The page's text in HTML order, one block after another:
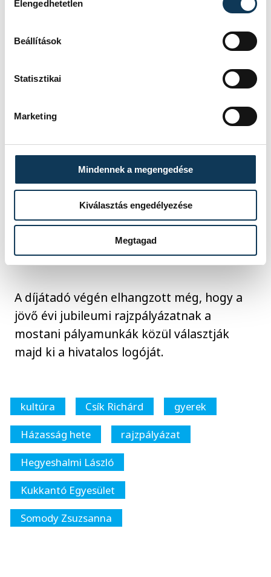
Elengedhetetlen
Beállítások
Statisztikai
Marketing
Mindennek a megengedése
Kiválasztás engedélyezése
Megtagad
Kiss Tímea, Szálka Boglárka, Takács
Eszter;
Weiland Nicolas, Juhász Ákos.
A díjátadó végén elhangzott még, hogy a
jövő évi jubileumi rajzpályázatnak a
mostani pályamunkák közül választják
majd ki a hivatalos logóját.
kultúra Csík Richárd
gyerek
Házasság hete
rajzpályázat
Hegyeshalmi László
Kukkantó Egyesület
Somody Zsuzsanna